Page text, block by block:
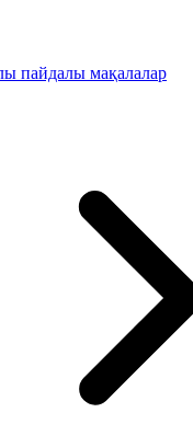
пайдалы мақалалар